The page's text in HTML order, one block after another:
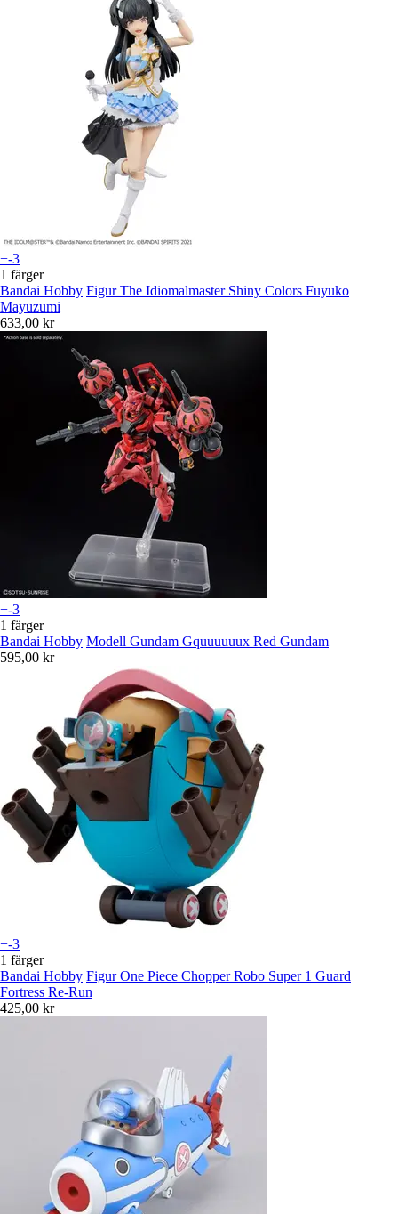
+-3
1 färger
Bandai Hobby Figur The Idiomalmaster Shiny Colors Fuyuko
Mayuzumi
633,00 kr
+-3
1 färger
Bandai Hobby Modell Gundam Gquuuuuux Red Gundam
595,00 kr
+-3
1 färger
Bandai Hobby Figur One Piece Chopper Robo Super 1 Guard
Fortress Re-Run
425,00 kr